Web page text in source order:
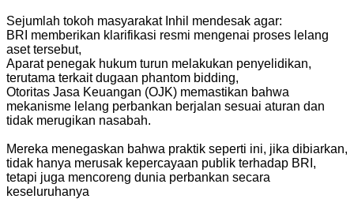
Sejumlah tokoh masyarakat Inhil mendesak agar:
BRI memberikan klarifikasi resmi mengenai proses lelang
aset tersebut,
Aparat penegak hukum turun melakukan penyelidikan,
terutama terkait dugaan phantom bidding,
Otoritas Jasa Keuangan (OJK) memastikan bahwa
mekanisme lelang perbankan berjalan sesuai aturan dan
tidak merugikan nasabah.
Mereka menegaskan bahwa praktik seperti ini, jika dibiarkan,
tidak hanya merusak kepercayaan publik terhadap BRI,
tetapi juga mencoreng dunia perbankan secara
keseluruhanya